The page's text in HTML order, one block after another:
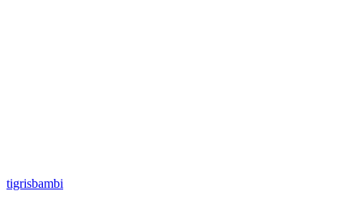
tigrisbambi